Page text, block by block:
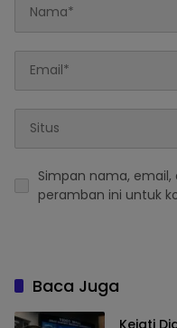
Simpan nama,
peramban ini untuk
Baca Juga